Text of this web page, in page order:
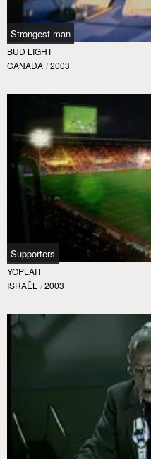
Strongest man
BUD LIGHT
CANADA / 2003
Supporters
YOPLAIT
ISRAËL / 2003